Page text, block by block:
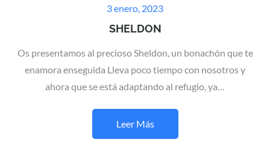
Posted
on
3 enero, 2023
SHELDON
Os presentamos al precioso Sheldon, un bonachón que te
enamora enseguida Lleva poco tiempo con nosotros y
ahora que se está adaptando al refugio, ya…
Leer Más